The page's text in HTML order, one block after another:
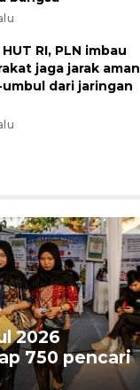
RI, PLN imbau
jaga jarak aman
dari jaringan
2026
750 pencari